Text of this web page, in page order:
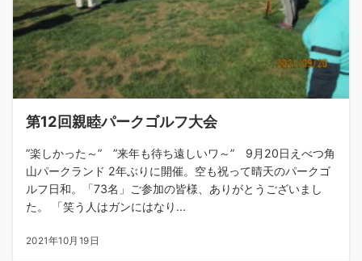
第12回親睦パークゴルフ大会
”楽しかった～” ”来年も待ち遠しいワ～” 9月20日えべつ角
山パークランド 2年ぶりに開催。空も祝って晴天のパークゴ
ルフ日和。「73名」ご参加の皆様、ありがとうございまし
た。 「笑う人はガンにはなり...
2021年10月19日